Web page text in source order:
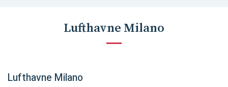
Lufthavne Milano
Lufthavne Milano